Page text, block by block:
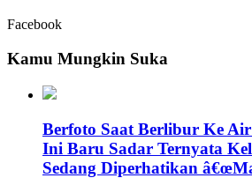
Facebook
Kamu Mungkin Suka
Berfoto Saat Berlibur Ke
Ini Baru Sadar Ternyata
Sedang Diperhatikan